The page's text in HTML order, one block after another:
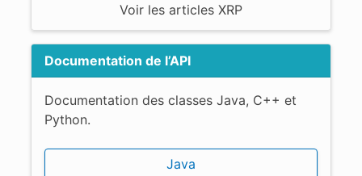
Voir les articles XRP
Documentation de l’API
Documentation des classes Java, C++ et
Python.
Java